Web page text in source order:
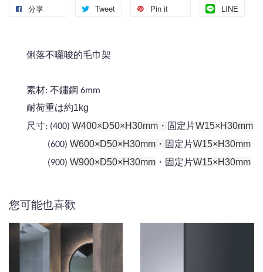
分享 Tweet Pin it LINE
俐落不囉唆的毛巾架
素材: 不鏽鋼 6mm
耐荷重は約1kg
尺寸: (400) W400×D50×H30mm・ 固定片W15×H30mm
(600) W600×D50×H30mm・ 固定片W15×H30mm
(900) W900×D50×H30mm ・ 固定片W15×H30mm
您可能也喜歡